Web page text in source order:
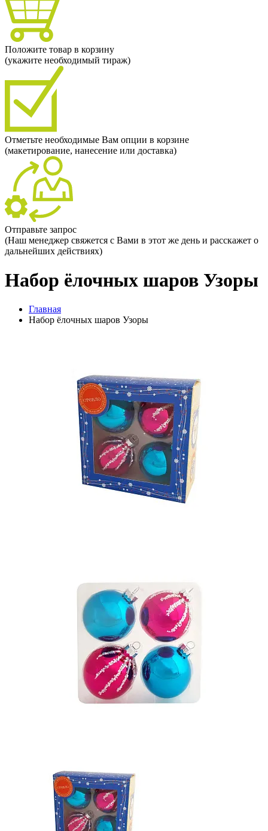
Положите товар в корзину
(укажите необходимый тираж)
Отметьте необходимые Вам опции в корзине
(макетирование, нанесение или доставка)
Отправьте запрос
(Наш менеджер свяжется с Вами в этот же день и расскажет о
дальнейших действиях)
Набор ёлочных шаров Узоры
Главная
Набор ёлочных шаров Узоры